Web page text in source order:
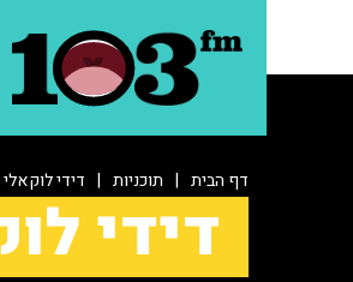
דף הבית | תוכניות | דידי לוקאלי
דידי